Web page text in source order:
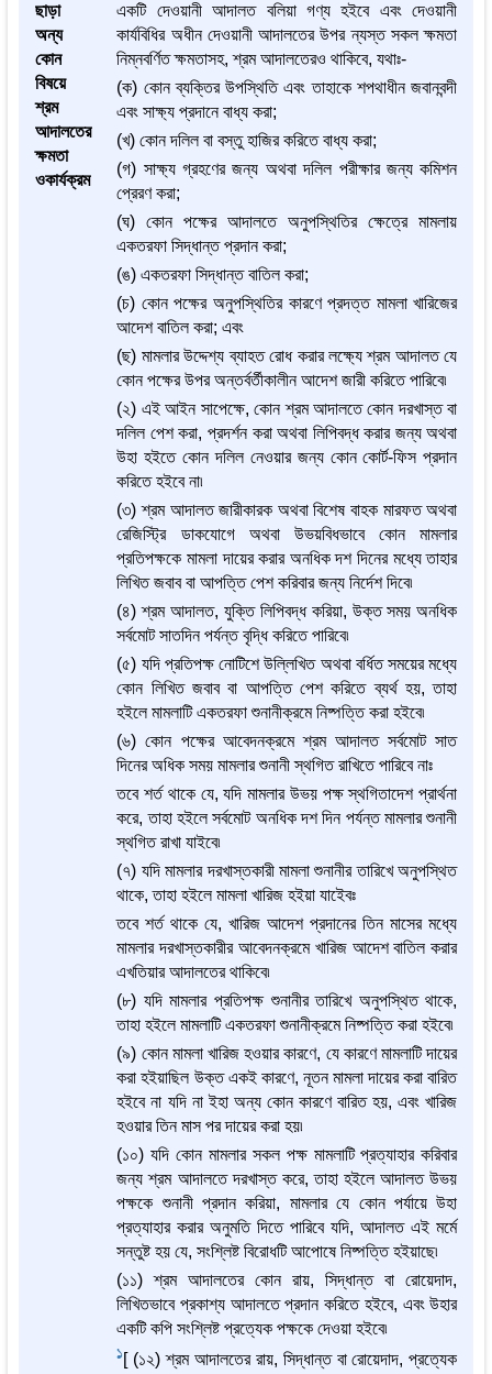
ছাড়া
অন্য
কোন
বিষয়ে
শ্রম
আদালতের
ক্ষমতা
ওকার্যক্রম
একটি দেওয়ানী আদালত বলিয়া গণ্য হইবে এবং দেওয়ানী
কার্যবিধির অধীন দেওয়ানী আদালতের উপর ন্যস্ত সকল ক্ষমতা
নিম্নবর্ণিত ক্ষমতাসহ, শ্রম আদালতেরও থাকিবে, যথাঃ-
(ক) কোন ব্যক্তির উপস্থিতি এবং তাহাকে শপথাধীন জবানবন্দী
এবং সাক্ষ্য প্রদানে বাধ্য করা;
(খ) কোন দলিল বা বস্তু হাজির করিতে বাধ্য করা;
(গ) সাক্ষ্য গ্রহণের জন্য অথবা দলিল পরীক্ষার জন্য কমিশন
প্রেরণ করা;
(ঘ) কোন পক্ষের আদালতে অনুপস্থিতির ক্ষেত্রে মামলায়
একতরফা সিদ্ধান্ত প্রদান করা;
(ঙ) একতরফা সিদ্ধান্ত বাতিল করা;
(চ) কোন পক্ষের অনুপস্থিতির কারণে প্রদত্ত মামলা খারিজের
আদেশ বাতিল করা; এবং
(ছ) মামলার উদ্দেশ্য ব্যাহত রোধ করার লক্ষ্যে শ্রম আদালত যে
কোন পক্ষের উপর অন্তর্বর্তীকালীন আদেশ জারী করিতে পারিবে৷
(২) এই আইন সাপেক্ষে, কোন শ্রম আদালতে কোন দরখাস্ত বা
দলিল পেশ করা, প্রদর্শন করা অথবা লিপিবদ্ধ করার জন্য অথবা
উহা হইতে কোন দলিল নেওয়ার জন্য কোন কোর্ট-ফিস প্রদান
করিতে হইবে না৷
(৩) শ্রম আদালত জারীকারক অথবা বিশেষ বাহক মারফত অথবা
রেজিস্ট্রি ডাকযোগে অথবা উভয়বিধভাবে কোন মামলার
প্রতিপক্ষকে মামলা দায়ের করার অনধিক দশ দিনের মধ্যে তাহার
লিখিত জবাব বা আপত্তি পেশ করিবার জন্য নির্দেশ দিবে৷
(৪) শ্রম আদালত, যুক্তি লিপিবদ্ধ করিয়া, উক্ত সময় অনধিক
সর্বমোট সাতদিন পর্যন্ত বৃদ্ধি করিতে পারিবে৷
(৫) যদি প্রতিপক্ষ নোটিশে উল্লিখিত অথবা বর্ধিত সময়ের মধ্যে
কোন লিখিত জবাব বা আপত্তি পেশ করিতে ব্যর্থ হয়, তাহা
হইলে মামলাটি একতরফা শুনানীক্রমে নিষ্পত্তি করা হইবে৷
(৬) কোন পক্ষের আবেদনক্রমে শ্রম আদালত সর্বমোট সাত
দিনের অধিক সময় মামলার শুনানী স্থগিত রাখিতে পারিবে নাঃ
তবে শর্ত থাকে যে, যদি মামলার উভয় পক্ষ স্থগিতাদেশ প্রার্থনা
করে, তাহা হইলে সর্বমোট অনধিক দশ দিন পর্যন্ত মামলার শুনানী
স্থগিত রাখা যাইবে৷
(৭) যদি মামলার দরখাস্তকারী মামলা শুনানীর তারিখে অনুপস্থিত
থাকে, তাহা হইলে মামলা খারিজ হইয়া যাইেবঃ
তবে শর্ত থাকে যে, খারিজ আদেশ প্রদানের তিন মাসের মধ্যে
মামলার দরখাস্তকারীর আবেদনক্রমে খারিজ আদেশ বাতিল করার
এখতিয়ার আদালতের থাকিবে৷
(৮) যদি মামলার প্রতিপক্ষ শুনানীর তারিখে অনুপস্থিত থাকে,
তাহা হইলে মামলাটি একতরফা শুনানীক্রমে নিষ্পত্তি করা হইবে৷
(৯) কোন মামলা খারিজ হওয়ার কারণে, যে কারণে মামলাটি দায়ের
করা হইয়াছিল উক্ত একই কারণে, নূতন মামলা দায়ের করা বারিত
হইবে না যদি না ইহা অন্য কোন কারণে বারিত হয়, এবং খারিজ
হওয়ার তিন মাস পর দায়ের করা হয়৷
(১০) যদি কোন মামলার সকল পক্ষ মামলাটি প্রত্যাহার করিবার
জন্য শ্রম আদালতে দরখাস্ত করে, তাহা হইলে আদালত উভয়
পক্ষকে শুনানী প্রদান করিয়া, মামলার যে কোন পর্যায়ে উহা
প্রত্যাহার করার অনুমতি দিতে পারিবে যদি, আদালত এই মর্মে
সন্তুষ্ট হয় যে, সংশ্লিষ্ট বিরোধটি আপোষে নিষ্পত্তি হইয়াছে৷
(১১) শ্রম আদালতের কোন রায়, সিদ্ধান্ত বা রোয়েদাদ,
লিখিতভাবে প্রকাশ্য আদালতে প্রদান করিতে হইবে, এবং উহার
একটি কপি সংশ্লিষ্ট প্রত্যেক পক্ষকে দেওয়া হইবে৷
1[ (১২) শ্রম আদালতের রায়, সিদ্ধান্ত বা রোয়েদাদ, প্রত্যেক